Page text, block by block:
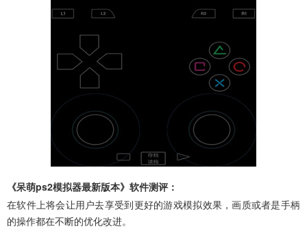
《呆萌ps2模拟器最新版本》软件测评：
在软件上将会让用户去享受到更好的游戏模拟效果，画质或者是手柄
的操作都在不断的优化改进。